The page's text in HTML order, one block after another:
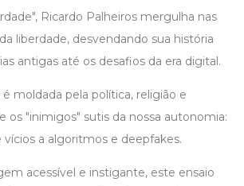
Ricardo Palheiros mergulha nas
liberdade, desvendando sua história
antigas até os desafios da era digital.
moldada pela política, religião e
os "inimigos" sutis da nossa autonomia:
a algoritmos e deepfakes.
acessível e instigante, este ensaio